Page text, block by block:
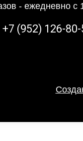
- ежедневно с
+7 (952) 126-